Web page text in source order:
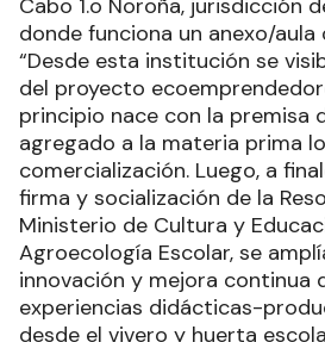
donde funciona un anexo/aula
“Desde esta institución se
del proyecto
principio nace con la premisa
agregado a la materia prima
comercialización. Luego, a
firma y socialización de la
Ministerio de Cultura y
Agroecología Escolar, se
innovación y mejora continua
experiencias didácticas-
desde el vivero y huerta